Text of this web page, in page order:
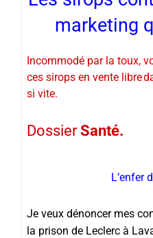
marketing
Incommodé par la toux,
ces sirops en vente libre
si vite.
DossierSanté.
L’enfer
Je veux dénoncer mes
la prison de Leclerc à